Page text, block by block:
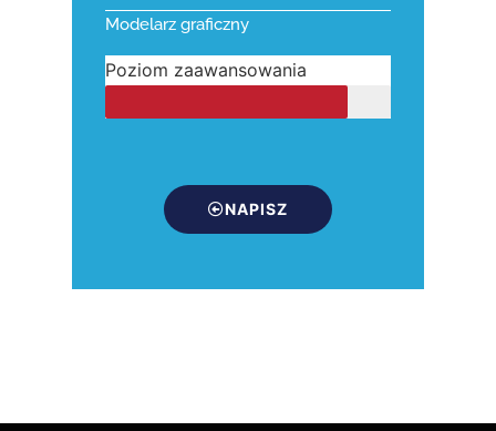
Modelarz graficzny
Poziom zaawansowania
NAPISZ